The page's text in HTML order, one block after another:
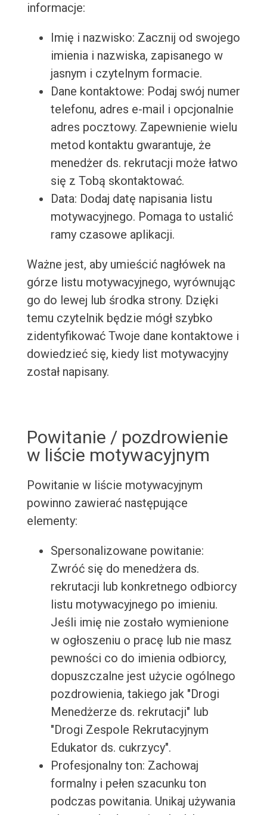
informacje:
Imię i nazwisko: Zacznij od swojego
imienia i nazwiska, zapisanego w
jasnym i czytelnym formacie.
Dane kontaktowe: Podaj swój numer
telefonu, adres e-mail i opcjonalnie
adres pocztowy. Zapewnienie wielu
metod kontaktu gwarantuje, że
menedżer ds. rekrutacji może łatwo
się z Tobą skontaktować.
Data: Dodaj datę napisania listu
motywacyjnego. Pomaga to ustalić
ramy czasowe aplikacji.
Ważne jest, aby umieścić nagłówek na
górze listu motywacyjnego, wyrównując
go do lewej lub środka strony. Dzięki
temu czytelnik będzie mógł szybko
zidentyfikować Twoje dane kontaktowe i
dowiedzieć się, kiedy list motywacyjny
został napisany.
Powitanie / pozdrowienie
w liście motywacyjnym
Powitanie w liście motywacyjnym
powinno zawierać następujące
elementy:
Spersonalizowane powitanie:
Zwróć się do menedżera ds.
rekrutacji lub konkretnego odbiorcy
listu motywacyjnego po imieniu.
Jeśli imię nie zostało wymienione
w ogłoszeniu o pracę lub nie masz
pewności co do imienia odbiorcy,
dopuszczalne jest użycie ogólnego
pozdrowienia, takiego jak "Drogi
Menedżerze ds. rekrutacji" lub
"Drogi Zespole Rekrutacyjnym
Edukator ds. cukrzycy".
Profesjonalny ton: Zachowaj
formalny i pełen szacunku ton
podczas powitania. Unikaj używania